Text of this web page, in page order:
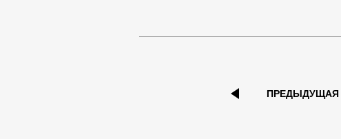
ПРЕДЫДУЩАЯ